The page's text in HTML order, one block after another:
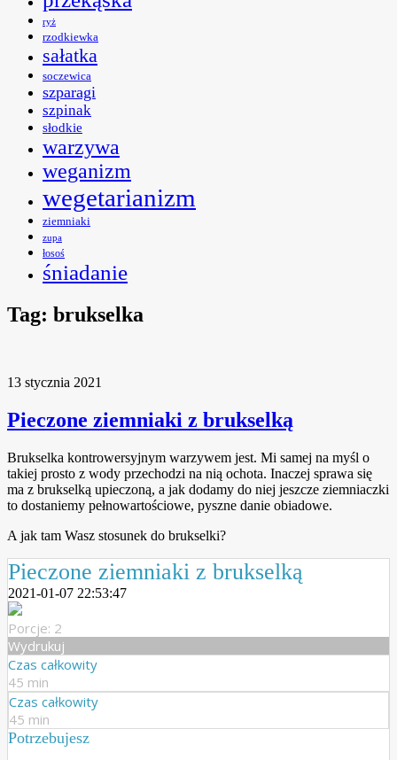
ryż
rzodkiewka
sałatka
soczewica
szparagi
szpinak
słodkie
warzywa
weganizm
wegetarianizm
ziemniaki
zupa
łosoś
śniadanie
Tag: brukselka
13 stycznia 2021
Pieczone ziemniaki z brukselką
Brukselka kontrowersyjnym warzywem jest. Mi samej na myśl o
takiej prosto z wody przechodzi na nią ochota. Inaczej sprawa się
ma z brukselką upieczoną, a jak dodamy do niej jeszcze ziemniaczki
to dostaniemy pełnowartościowe, pyszne danie obiadowe.
A jak tam Wasz stosunek do brukselki?
Pieczone ziemniaki z brukselką
2021-01-07 22:53:47
Porcje: 2
Wydrukuj
Czas całkowity
45 min
Czas całkowity
45 min
Potrzebujesz